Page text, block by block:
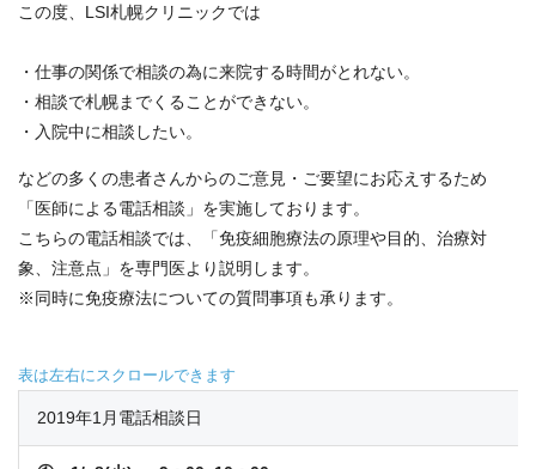
この度、LSI札幌クリニックでは
・仕事の関係で相談の為に来院する時間がとれない。
・相談で札幌までくることができない。
・入院中に相談したい。
などの多くの患者さんからのご意見・ご要望にお応えするため
「医師による電話相談」を実施しております。
こちらの電話相談では、「免疫細胞療法の原理や目的、治療対
象、注意点」を専門医より説明します。
※同時に免疫療法についての質問事項も承ります。
2019年1月電話相談日